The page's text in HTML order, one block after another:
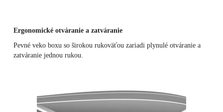
Ergonomické otváranie a zatváranie
Pevné veko boxu so širokou rukoväťou zariadi plynulé otváranie a
zatváranie jednou rukou.